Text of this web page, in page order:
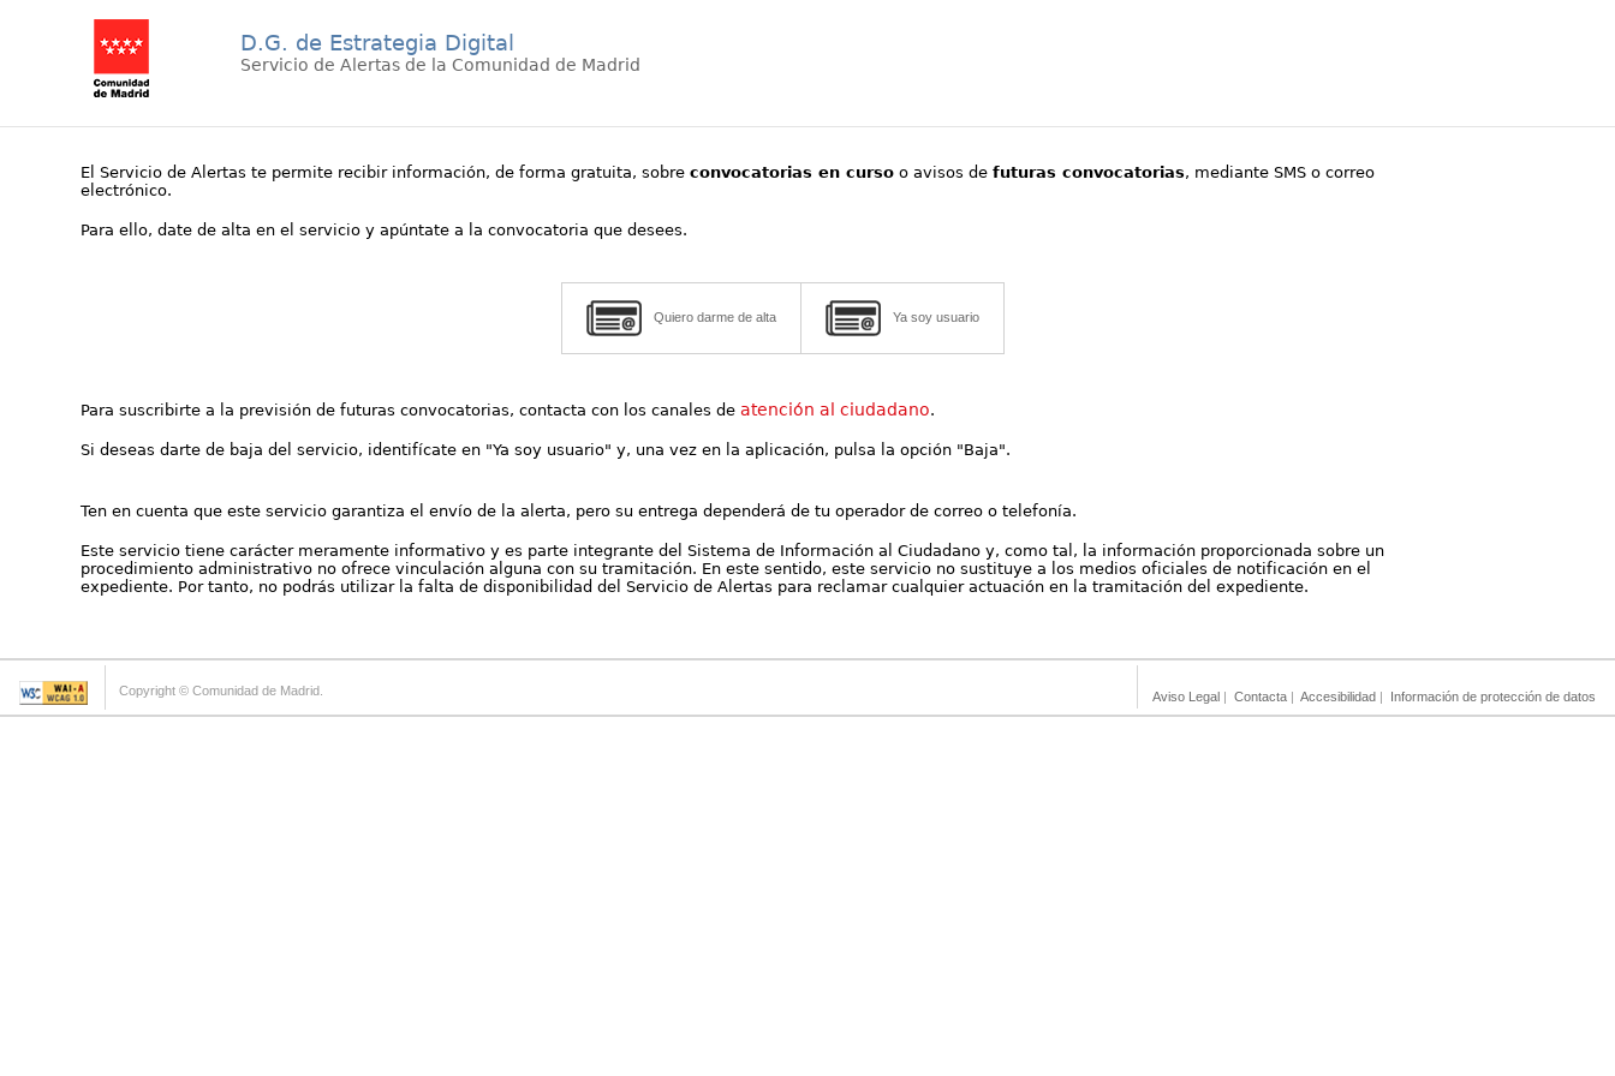
D.G. de Estrategia Digital
Servicio de Alertas de la Comunidad de Madrid
El Servicio de Alertas te permite recibir información, de forma gratuita, sobreconvocatorias en curso o avisos defuturas convocatorias, mediante SMS o correo
electrónico.
Para ello, date de alta en el servicio y apúntate a la convocatoria que desees.
Quiero darme de alta Ya soy usuario
Para suscribirte a la previsión de futuras convocatorias, contacta con los canales deatención al ciudadano.
Si deseas darte de baja del servicio, identifícate en "Ya soy usuario" y, una vez en la aplicación, pulsa la opción "Baja".
Ten en cuenta que este servicio garantiza el envío de la alerta, pero su entrega dependerá de tu operador de correo o telefonía.
Este servicio tiene carácter meramente informativo y es parte integrante del Sistema de Información al Ciudadano y, como tal, la información proporcionada sobre un
procedimiento administrativo no ofrece vinculación alguna con su tramitación. En este sentido, este servicio no sustituye a los medios oficiales de notificación en el
expediente. Por tanto, no podrás utilizar la falta de disponibilidad del Servicio de Alertas para reclamar cualquier actuación en la tramitación del expediente.
Copyright © Comunidad de Madrid. Aviso Legal | Contacta | Accesibilidad | Información de protección de datos